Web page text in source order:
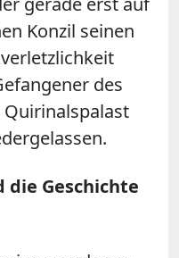
Konzil seinen
des
die Geschichte